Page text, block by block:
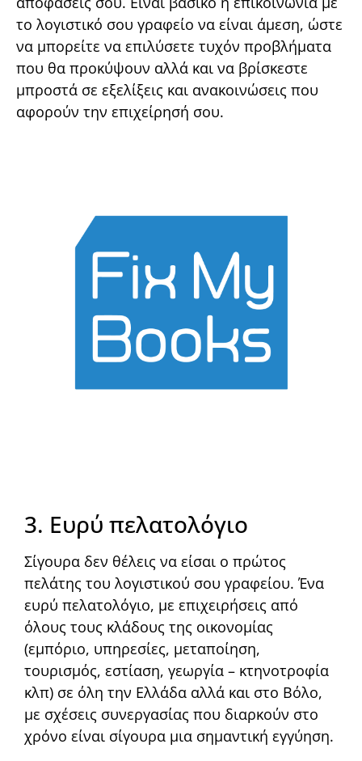
το λογιστικό σου γραφείο να είναι άμεση, ώστε
να μπορείτε να επιλύσετε τυχόν προβλήματα
που θα προκύψουν αλλά και να βρίσκεστε
μπροστά σε εξελίξεις και ανακοινώσεις που
αφορούν την επιχείρησή σου.
3. Ευρύ πελατολόγιο
Σίγουρα δεν θέλεις να είσαι ο πρώτος
πελάτης του λογιστικού σου γραφείου. Ένα
ευρύ πελατολόγιο, με επιχειρήσεις από
όλους τους κλάδους της οικονομίας
(εμπόριο, υπηρεσίες, μεταποίηση,
τουρισμός, εστίαση, γεωργία – κτηνοτροφία
κλπ) σε όλη την Ελλάδα αλλά και στο Βόλο,
με σχέσεις συνεργασίας που διαρκούν στο
χρόνο είναι σίγουρα μια σημαντική εγγύηση.